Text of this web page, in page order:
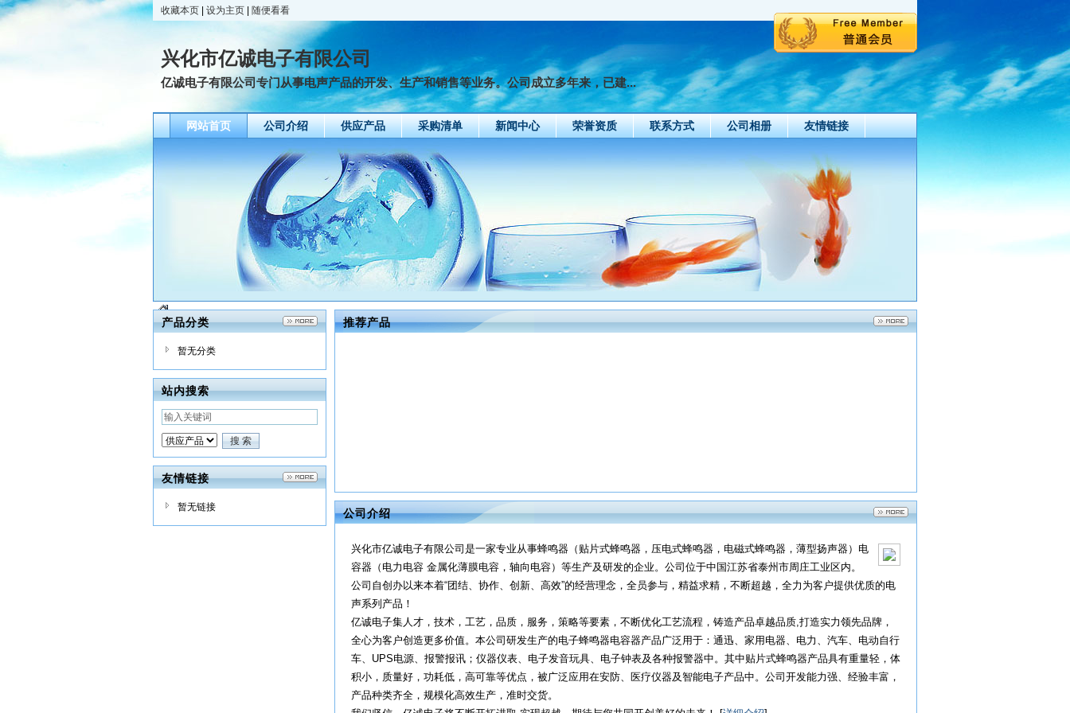
收藏本页 设为主页 随便看看
兴化市亿诚电子有限公司
亿诚电子有限公司专门从事电声产品的开发、生产和销售等业务。公司成立多年来，已建...
网站首页 公司介绍 供应产品 采购清单 新闻中心 荣誉资质 联系方式 公司相册 友情链接
产品分类
暂无分类
站内搜索
友情链接
暂无链接
推荐产品
公司介绍
兴化市亿诚电子有限公司是一家专业从事蜂鸣器（贴片式蜂鸣器，压电式蜂鸣器，电磁式蜂鸣器，薄型扬声器）电
容器（电力电容 金属化薄膜电容，轴向电容）等生产及研发的企业。公司位于中国江苏省泰州市周庄工业区内。
公司自创办以来本着“团结、协作、创新、高效”的经营理念，全员参与，精益求精，不断超越，全力为客户提供优质的电
声系列产品！
亿诚电子集人才，技术，工艺，品质，服务，策略等要素，不断优化工艺流程，铸造产品卓越品质,打造实力领先品牌，
全心为客户创造更多价值。本公司研发生产的电子蜂鸣器电容器产品广泛用于：通迅、家用电器、电力、汽车、电动自行
车、UPS电源、报警报讯；仪器仪表、电子发音玩具、电子钟表及各种报警器中。其中贴片式蜂鸣器产品具有重量轻，体
积小，质量好，功耗低，高可靠等优点，被广泛应用在安防、医疗仪器及智能电子产品中。公司开发能力强、经验丰富，
产品种类齐全，规模化高效生产，准时交货。